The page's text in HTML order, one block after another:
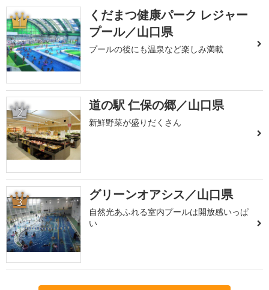
1
くだまつ健康パーク レジャー
プール／山口県
プールの後にも温泉など楽しみ満載
2 道の駅 仁保の郷／山口県
新鮮野菜が盛りだくさん
3 グリーンオアシス／山口県
自然光あふれる室内プールは開放感いっぱ
い